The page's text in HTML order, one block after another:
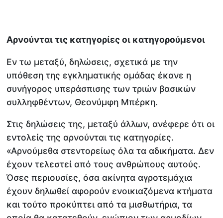
Αρνούνται τις κατηγορίες οι κατηγορούμενοι
Εν τω μεταξύ, δηλώσεις, σχετικά με την
υπόθεση της εγκληματικής ομάδας έκανε η
συνήγορος υπεράσπισης των τριών βασικών
συλληφθέντων, Θεονύμφη Μπέρκη.
Στις δηλώσεις της, μεταξύ άλλων, ανέφερε ότι οι
εντολείς της αρνούνται τις κατηγορίες.
«Αρνούμεθα στεντορείως όλα τα αδικήματα. Δεν
έχουν τελεστεί από τους ανθρώπους αυτούς.
Όσες περιουσίες, όσα ακίνητα αγροτεμάχια
έχουν δηλωθεί αφορούν ενοικιαζόμενα κτήματα
και τούτο προκύπτει από τα μισθωτήρια, τα